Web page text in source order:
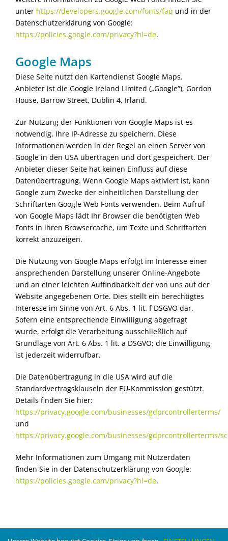
unter https://developers.google.com/fonts/faq und in der
Datenschutzerklärung von Google:
https://policies.google.com/privacy?hl=de.
Google Maps
Diese Seite nutzt den Kartendienst Google Maps.
Anbieter ist die Google Ireland Limited („Google“), Gordon
House, Barrow Street, Dublin 4, Irland.
Zur Nutzung der Funktionen von Google Maps ist es
notwendig, Ihre IP-Adresse zu speichern. Diese
Informationen werden in der Regel an einen Server von
Google in den USA übertragen und dort gespeichert. Der
Anbieter dieser Seite hat keinen Einfluss auf diese
Datenübertragung. Wenn Google Maps aktiviert ist, kann
Google zum Zwecke der einheitlichen Darstellung der
Schriftarten Google Web Fonts verwenden. Beim Aufruf
von Google Maps lädt Ihr Browser die benötigten Web
Fonts in ihren Browsercache, um Texte und Schriftarten
korrekt anzuzeigen.
Die Nutzung von Google Maps erfolgt im Interesse einer
ansprechenden Darstellung unserer Online-Angebote
und an einer leichten Auffindbarkeit der von uns auf der
Website angegebenen Orte. Dies stellt ein berechtigtes
Interesse im Sinne von Art. 6 Abs. 1 lit. f DSGVO dar.
Sofern eine entsprechende Einwilligung abgefragt
wurde, erfolgt die Verarbeitung ausschließlich auf
Grundlage von Art. 6 Abs. 1 lit. a DSGVO; die Einwilligung
ist jederzeit widerrufbar.
Die Datenübertragung in die USA wird auf die
Standardvertragsklauseln der EU-Kommission gestützt.
Details finden Sie hier:
https://privacy.google.com/businesses/gdprcontrollerterms/
und
https://privacy.google.com/businesses/gdprcontrollerterms/
Mehr Informationen zum Umgang mit Nutzerdaten
finden Sie in der Datenschutzerklärung von Google:
https://policies.google.com/privacy?hl=de.